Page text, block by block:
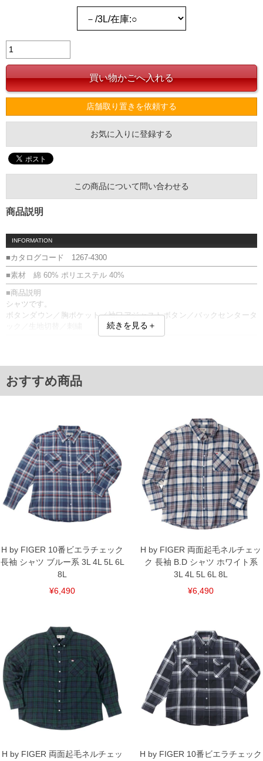
店舗取り置きを依頼する
お気に入りに登録する
この商品について問い合わせる
商品説明
INFORMATION
■カタログコード 1267-4300
■素材 綿 60% ポリエステル 40%
■商品説明
シャツです。
ボタンダウン／胸ポケット／袖口アジャストボタン／バックセンタータ
3L/136/80/136/58/63
4L/146/82/146/60/64
5L/156/84/156/62/65
※【返品交換について】
返品交換希望の方は、商品到着後1週間以内にご連絡ください。
下着(肌着)やワイシャツは商品の性質上、返品交換不可とさせて頂いております。予め
ご了承くださいませ。
※【ボトムの裾上げをご希望の場合】
裾上げ料金は500円+税となります。
備考欄に股下●cmとご記入下さい。（裾上げ無料対象商品は1本につき税込6,000円以
上の品が対象。1本5,999円以下の商品は有料（500円+税）となります。）
出荷まで約1週間～20日間程お時間を頂く場合がございます。
尚、裾上げした商品は返品・交換不可となりますので、予めご了承下さい。
いている、極端なデザインが施されている等)
※商品によって若干のサイズの誤差がございます。また、お客様がご使用の環境（コ
ンピュータ画面）によって、商品の色味が若干異なる場合がございます。予めご了承
※当店での掲載商品は、実店鋪と在庫を共用しておりますので店頭での売り違い、店
DETAIL
続きを見る＋
おすすめ商品
H by FIGER 10番ビエラチェック
長袖 シャツ ブルー系 3L 4L 5L 6L
8L
¥6,490
H by FIGER 両面起毛ネルチェッ
ク 長袖 B.D シャツ ホワイト系
3L 4L 5L 6L 8L
¥6,490
H by FIGER 両面起毛ネルチェッ H by FIGER 10番ビエラチェック